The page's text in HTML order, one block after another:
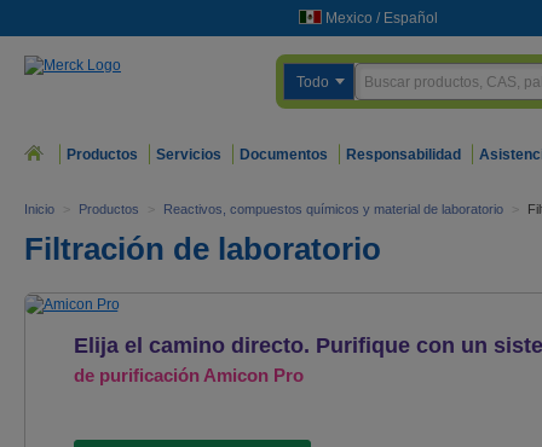
Mexico / Español
Todo
Productos Servicios Documentos Responsabilidad
Inicio > Productos > Reactivos, compuestos químicos y material de laboratorio >
Filtración de laboratorio
Elija el camino directo. Purifique con un
de purificación Amicon Pro